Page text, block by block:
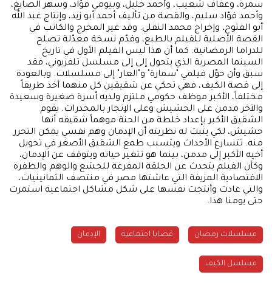
سمرة، وعفاف شعيب، وأحمد خليل، وبيومي فؤاد، وسهر الصايغ،
وأحمد فؤاد سليم، والقصة من تأليف أحمد أبو زيد، وإنتاج عبد الله
أبو الفتوح، وإخراج محمد النقلي. وقد غير المخرج والكاتب في
القصة الأصلية للفيلم بالطبع، وقدّم نسخة معدّلة تصلح
للدراما الرمضانية. كما أن هذا ليس الفيلم الأول في تاريخ
السينما المصرية الذي يتحول إلى إلى مسلسل تلفزيوني، فقد
سبق وأن حوّل فيلمي "سمارة" و"العار" إلى مسلسلات. وبالعودة
إلى قصة الكيف، فهي تحكي عن شقيقين كل منهما أخذ طريقاً
مختلفاً، الأكبر موظف حكومي ملتزم ولديه أسرة صغيرة وسعيدة
والآخر مدمن على الحشيش وعلى الإتجار بالمخدرات. يقوم
الشقيق الأكبر بإعداد خلطة من الحنة موهماً شقيقه أنها
حشيش، لكي يثبت له نظريته أن الإدمان وهم نفسي يمكن التحرر
منه. تتسارع الأحداث ويتسبب طمع الشقيق الأصغر في تحويل
أخيه الأكبر إلى مدمن، بينما هو تتغير حياته ويتوقف عن الإدمان،
وكأن الفيلم يتحدث عن الحلقة المفرغة للجشع والوهم والطفرة
الاقتصادية المزيفة التي عاشتها مصر في منتصف الثمانينيات،
والتي عادت وأنتجت نفسها على شكل مشاكل اجتماعية استمرت
حتى يومنا هذا.
مسلسلات رمضان قضايا اجتماعية الإدمان
مسلسل الكيف